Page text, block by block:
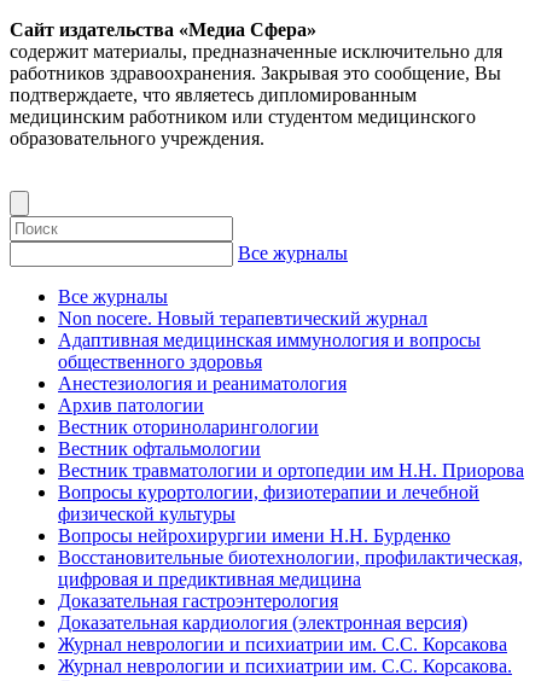
Сайт издательства «Медиа Сфера»
содержит материалы, предназначенные исключительно для
работников здравоохранения. Закрывая это сообщение, Вы
подтверждаете, что являетесь дипломированным
медицинским работником или студентом медицинского
образовательного учреждения.
Все журналы
Все журналы
Non nocere. Новый терапевтический журнал
Адаптивная медицинская иммунология и вопросы
общественного здоровья
Анестезиология и реаниматология
Архив патологии
Вестник оториноларингологии
Вестник офтальмологии
Вестник травматологии и ортопедии им Н.Н. Приорова
Вопросы курортологии, физиотерапии и лечебной
физической культуры
Вопросы нейрохирургии имени Н.Н. Бурденко
Восстановительные биотехнологии, профилактическая,
цифровая и предиктивная медицина
Доказательная гастроэнтерология
Доказательная кардиология (электронная версия)
Журнал неврологии и психиатрии им. С.С. Корсакова
Журнал неврологии и психиатрии им. С.С. Корсакова.